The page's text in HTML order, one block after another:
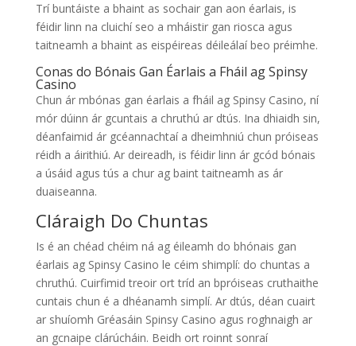
Trí buntáiste a bhaint as sochair gan aon éarlais, is
féidir linn na cluichí seo a mháistir gan riosca agus
taitneamh a bhaint as eispéireas déileálaí beo préimhe.
Conas do Bónais Gan Éarlais a Fháil ag Spinsy
Casino
Chun ár mbónas gan éarlais a fháil ag Spinsy Casino, ní
mór dúinn ár gcuntais a chruthú ar dtús. Ina dhiaidh sin,
déanfaimid ár gcéannachtaí a dheimhniú chun próiseas
réidh a áirithiú. Ar deireadh, is féidir linn ár gcód bónais
a úsáid agus tús a chur ag baint taitneamh as ár
duaiseanna.
Cláraigh Do Chuntas
Is é an chéad chéim ná ag éileamh do bhónais gan
éarlais ag Spinsy Casino le céim shimplí: do chuntas a
chruthú. Cuirfimid treoir ort tríd an bpróiseas cruthaithe
cuntais chun é a dhéanamh simplí. Ar dtús, déan cuairt
ar shuíomh Gréasáin Spinsy Casino agus roghnaigh ar
an gcnaipe clárúcháin. Beidh ort roinnt sonraí